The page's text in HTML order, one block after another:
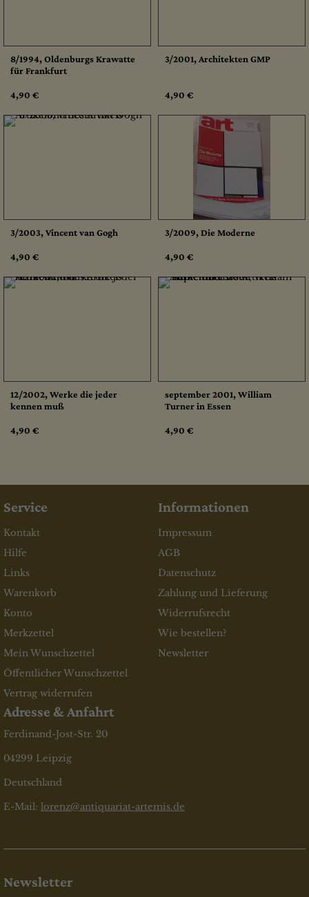
8/1994, Oldenburgs Krawatte
für Frankfurt
4,90 €
3/2001, Architekten GMP
4,90 €
3/2003, Vincent van Gogh
4,90 €
3/2009, Die Moderne
4,90 €
12/2002, Werke die jeder
kennen muß
4,90 €
september 2001, William
Turner in Essen
4,90 €
Service
Kontakt
Hilfe
Links
Warenkorb
Konto
Merkzettel
Mein Wunschzettel
Öffentlicher Wunschzettel
Vertrag widerrufen
Informationen
Impressum
AGB
Datenschutz
Zahlung und Lieferung
Widerrufsrecht
Wie bestellen?
Newsletter
Adresse & Anfahrt
Ferdinand-Jost-Str. 20
04299 Leipzig
Deutschland
E-Mail: lorenz@antiquariat-artemis.de
Newsletter